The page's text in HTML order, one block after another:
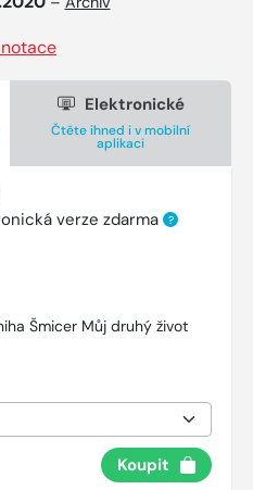
Elektronické
Čtěte ihned i v mobilní
aplikaci
verze zdarma ?
Šmicer Můj druhý život
Koupit